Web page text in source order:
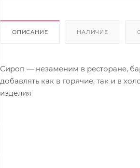
ОПИСАНИЕ НАЛИЧИЕ
Сироп — незаменим в ресторане,
добавлять как в горячие, так и в
изделия